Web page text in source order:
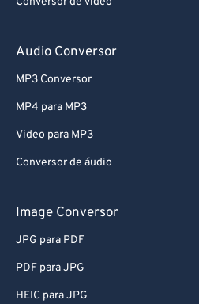
Audio Conversor
MP3 Conversor
MP4 para MP3
Video para MP3
Conversor de áudio
Image Conversor
JPG para PDF
PDF para JPG
HEIC para JPG